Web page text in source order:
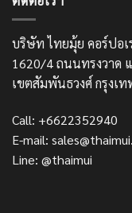
บริษัท ไทยมุ้ย คอร์ปอ
1620/4 ถนนทรงวาด
เขตสัมพันธวงศ์ กรุงเ
Call: +6622352940
E-mail:
Line: @thaimui